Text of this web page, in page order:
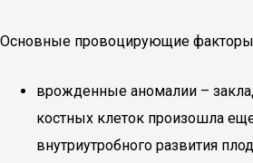
Основные провоцирующие
врожденные аномалии –
костных клеток произошла
внутриутробного развития